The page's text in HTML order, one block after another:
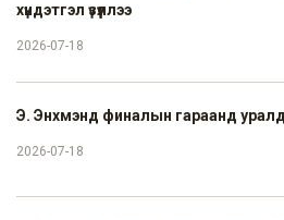
хүндэтгэл үзүүллээ
2026-07-18
Э. Энхмэнд финалын гараанд
2026-07-18